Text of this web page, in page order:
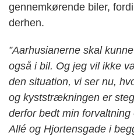
gennemkørende biler,
derhen.
”Aarhusianerne skal
også i bil. Og jeg vil ikke
den situation, vi ser nu,
og kyststrækningen er
derfor bedt min
Allé og Hjortensgade i